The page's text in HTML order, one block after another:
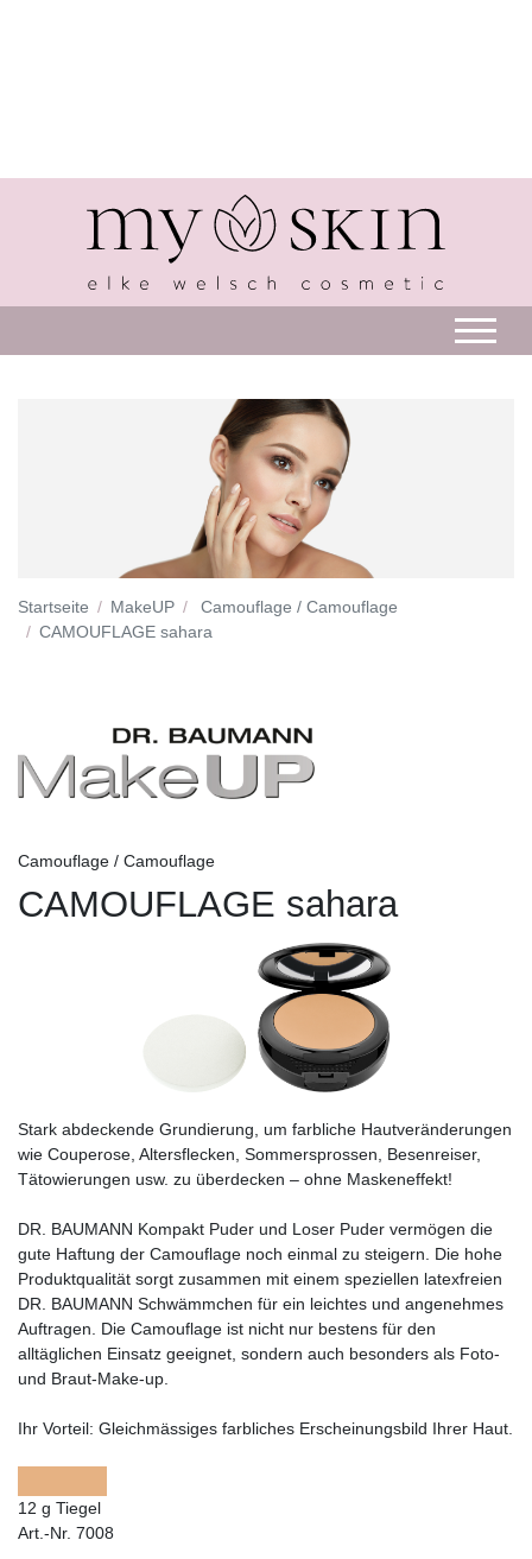
Startseite MakeUP
Camouflage / Camouflage
CAMOUFLAGE sahara
Camouflage / Camouflage
CAMOUFLAGE sahara
Stark abdeckende Grundierung, um farbliche Hautveränderungen
wie Couperose, Altersflecken, Sommersprossen, Besenreiser,
Tätowierungen usw. zu überdecken – ohne Maskeneffekt!
DR. BAUMANN Kompakt Puder und Loser Puder vermögen die
gute Haftung der Camouflage noch einmal zu steigern. Die hohe
Produktqualität sorgt zusammen mit einem speziellen latexfreien
DR. BAUMANN Schwämmchen für ein leichtes und angenehmes
Auftragen. Die Camouflage ist nicht nur bestens für den
alltäglichen Einsatz geeignet, sondern auch besonders als Foto-
und Braut-Make-up.
Ihr Vorteil: Gleichmässiges farbliches Erscheinungsbild Ihrer Haut.
12 g Tiegel
Art.-Nr. 7008